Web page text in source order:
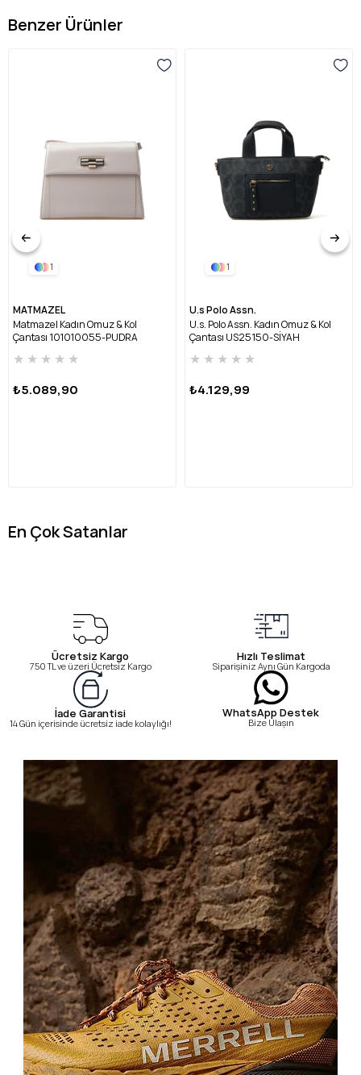
Benzer Ürünler
1
MATMAZEL
Matmazel Kadın Omuz & Kol
Çantası 101010055-PUDRA
★ ★ ★ ★ ★
₺5.089,90
1
U.s Polo Assn.
U.s. Polo Assn. Kadın Omuz & Kol
Çantası US25150-SİYAH
★ ★ ★ ★ ★
₺4.129,99
En Çok Satanlar
Ücretsiz Kargo
750 TL ve üzeri Ücretsiz Kargo
Hızlı Teslimat
Siparişiniz Aynı Gün Kargoda
İade Garantisi
14 Gün içerisinde ücretsiz iade kolaylığı!
WhatsApp Destek
Bize Ulaşın